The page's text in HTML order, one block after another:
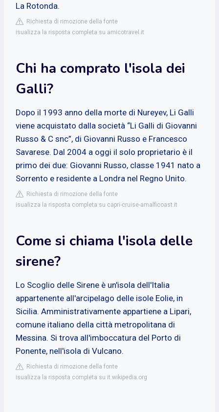
La Rotonda.
Richiesta di rimozione della fonte
isualizza la risposta completa su amicotravel.it
Chi ha comprato l'isola dei
Galli?
Dopo il 1993 anno della morte di Nureyev, Li Galli
viene acquistato dalla società “Li Galli di Giovanni
Russo & C snc”, di Giovanni Russo e Francesco
Savarese. Dal 2004 a oggi il solo proprietario è il
primo dei due: Giovanni Russo, classe 1941 nato a
Sorrento e residente a Londra nel Regno Unito.
Richiesta di rimozione della fonte
isualizza la risposta completa su capri-cruise-amalficoast.it
Come si chiama l'isola delle
sirene?
Lo Scoglio delle Sirene è un'isola dell'Italia
appartenente all'arcipelago delle isole Eolie, in
Sicilia. Amministrativamente appartiene a Lipari,
comune italiano della città metropolitana di
Messina. Si trova all'imboccatura del Porto di
Ponente, nell'isola di Vulcano.
Richiesta di rimozione della fonte
isualizza la risposta completa su it.wikipedia.org